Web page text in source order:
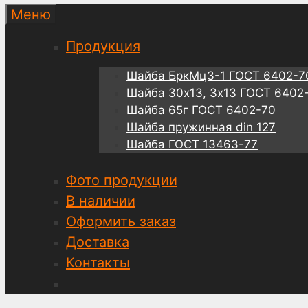
Меню
Продукция
Шайба БркМц3-1 ГОСТ 6402-
Шайба 30х13, 3х13 ГОСТ
Шайба 65г ГОСТ 6402-70
Шайба пружинная din 127
Шайба ГОСТ 13463-77
Фото продукции
В наличии
Оформить заказ
Доставка
Контакты